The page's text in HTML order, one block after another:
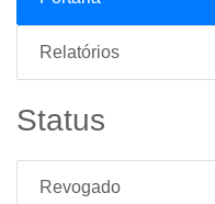
Relatórios
Status
Revogado